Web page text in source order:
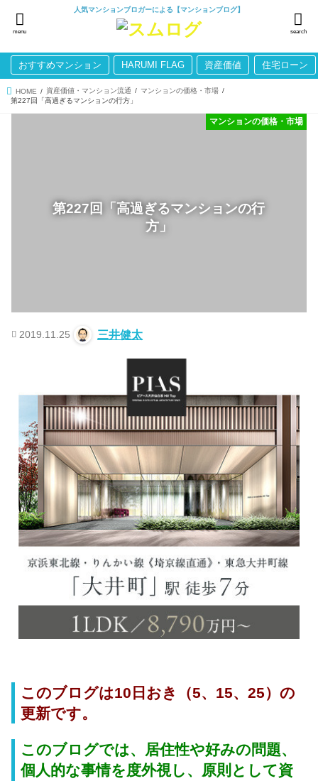
人気マンションブロガーによる【マンションブログ】
search
menu
おすすめマンション HARUMI FLAG 資産価値 住宅ローン
HOME 資産価値・マンション流通
マンションの価格・市場
第227回「高過ぎるマンションの行方」
第227回「高過ぎるマンションの行
方」
マンションの価格・市場
2019.11.25 三井健太
このブログは10日おき（5、15、25）の
更新です。
このブログでは、居住性や好みの問題、
個人的な事情を度外視し、原則として資